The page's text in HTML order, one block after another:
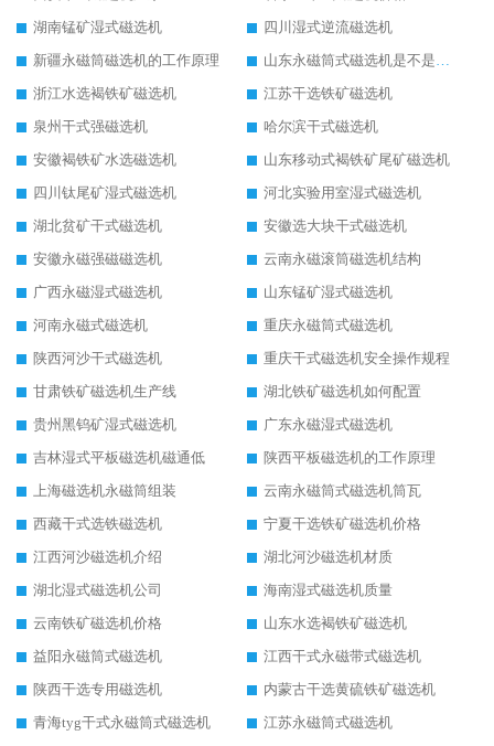
湖南锰矿湿式磁选机
四川湿式逆流磁选机
新疆永磁筒磁选机的工作原理
山东永磁筒式磁选机是不是强磁
浙江水选褐铁矿磁选机
江苏干选铁矿磁选机
泉州干式强磁选机
哈尔滨干式磁选机
安徽褐铁矿水选磁选机
山东移动式褐铁矿尾矿磁选机
四川钛尾矿湿式磁选机
河北实验用室湿式磁选机
湖北贫矿干式磁选机
安徽选大块干式磁选机
安徽永磁强磁磁选机
云南永磁滚筒磁选机结构
广西永磁湿式磁选机
山东锰矿湿式磁选机
河南永磁式磁选机
重庆永磁筒式磁选机
陕西河沙干式磁选机
重庆干式磁选机安全操作规程
甘肃铁矿磁选机生产线
湖北铁矿磁选机如何配置
贵州黑钨矿湿式磁选机
广东永磁湿式磁选机
吉林湿式平板磁选机磁通低
陕西平板磁选机的工作原理
上海磁选机永磁筒组装
云南永磁筒式磁选机筒瓦
西藏干式选铁磁选机
宁夏干选铁矿磁选机价格
江西河沙磁选机介绍
湖北河沙磁选机材质
湖北湿式磁选机公司
海南湿式磁选机质量
云南铁矿磁选机价格
山东水选褐铁矿磁选机
益阳永磁筒式磁选机
江西干式永磁带式磁选机
陕西干选专用磁选机
内蒙古干选黄硫铁矿磁选机
青海tyg干式永磁筒式磁选机
江苏永磁筒式磁选机